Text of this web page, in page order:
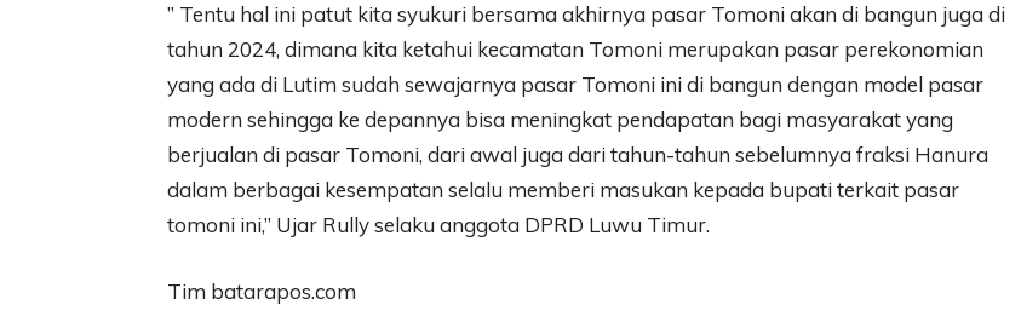
” Tentu hal ini patut kita syukuri bersama akhirnya pasar Tomoni akan di bangun juga di
tahun 2024, dimana kita ketahui kecamatan Tomoni merupakan pasar perekonomian
yang ada di Lutim sudah sewajarnya pasar Tomoni ini di bangun dengan model pasar
modern sehingga ke depannya bisa meningkat pendapatan bagi masyarakat yang
berjualan di pasar Tomoni, dari awal juga dari tahun-tahun sebelumnya fraksi Hanura
dalam berbagai kesempatan selalu memberi masukan kepada bupati terkait pasar
tomoni ini,” Ujar Rully selaku anggota DPRD Luwu Timur.
Tim batarapos.com